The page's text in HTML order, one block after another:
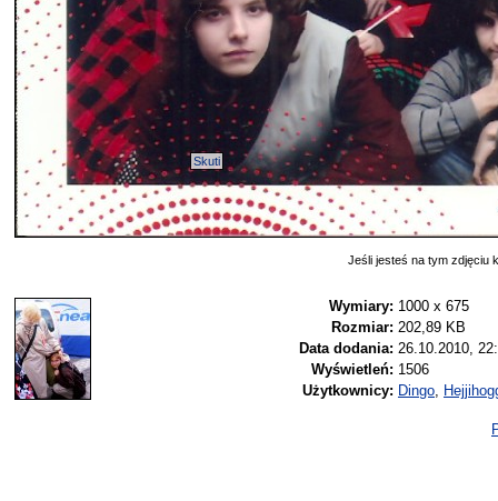
Skuti
Jeśli jesteś na tym zdjęciu
Wymiary: 1000 x 675
Rozmiar: 202,89 KB
Data dodania: 26.10.2010,
Wyświetleń: 1506
Użytkownicy: Dingo